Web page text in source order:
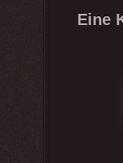
Eine